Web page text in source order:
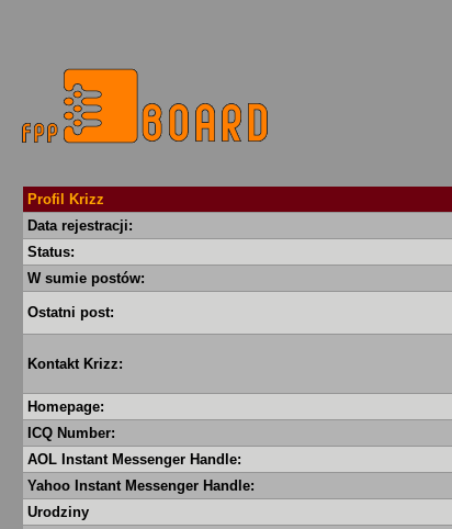
Profil Krizz
Data rejestracji:
Status:
W sumie postów:
Ostatni post:
Kontakt Krizz:
Homepage:
ICQ Number:
AOL Instant Messenger Handle:
Yahoo Instant Messenger Handle:
Urodziny